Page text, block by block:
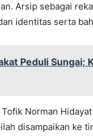
Arsip sebagai
identitas serta
Peduli Sungai;
Norman
disampaikan ke